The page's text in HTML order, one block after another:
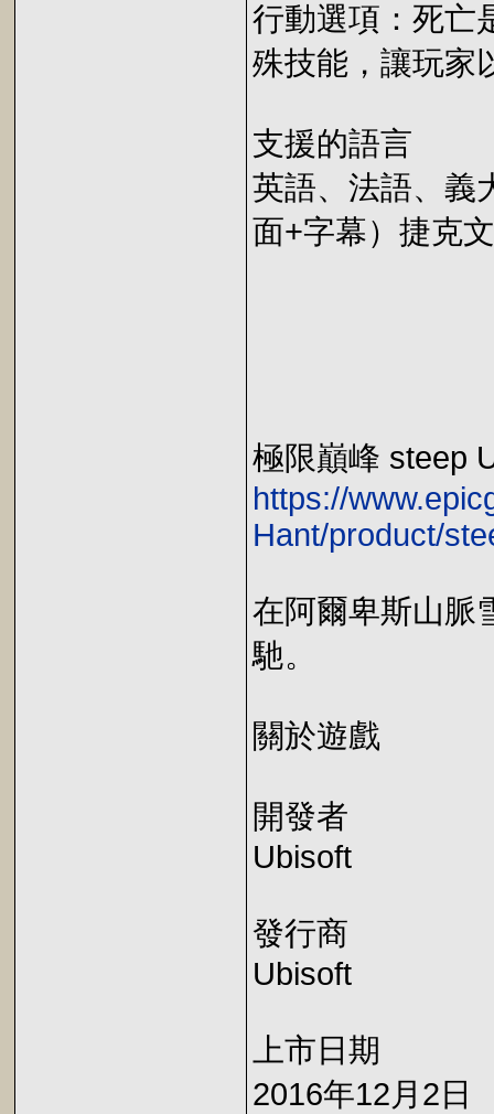
行動選項：死亡
殊技能，讓玩家
支援的語言
英語、法語、義
面+字幕）捷克
極限巔峰 steep
https://
Hant/product/
在阿爾卑斯山脈
馳。
關於遊戲
開發者
Ubisoft
發行商
Ubisoft
上市日期
2016年12月2日